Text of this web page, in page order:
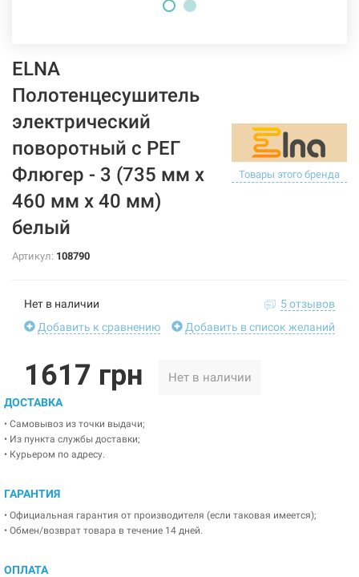
ELNA
Полотенцесушитель
электрический
поворотный с РЕГ
Флюгер - 3 (735 мм х
460 мм х 40 мм)
белый
Товары этого бренда
Артикул: 108790
Нет в наличии
5 отзывов
Добавить к сравнению
Добавить в список желаний
1617 грн Нет в наличии
ДОСТАВКА
• Самовывоз из точки выдачи;
• Из пункта службы доставки;
• Курьером по адресу.
ГАРАНТИЯ
• Официальная гарантия от производителя (если таковая имеется);
• Обмен/возврат товара в течение 14 дней.
ОПЛАТА